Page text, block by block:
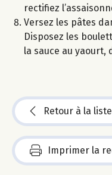
rectifiez
Versez les pâtes
Disposez les
la sauce au yaourt,
Retour à la liste
Imprimer la